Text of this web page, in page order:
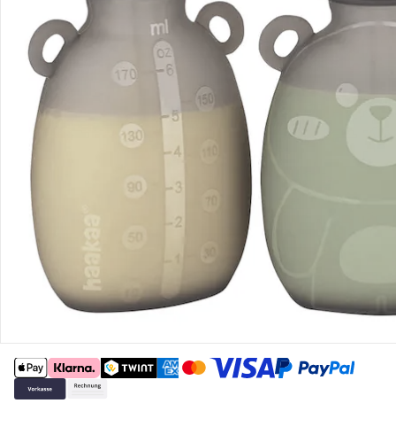
Gutscheine & Aktionen
Kontakt & Service
Filialen & Beratung
Unternehmen